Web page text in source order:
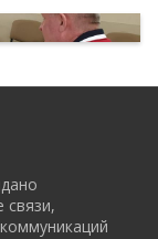
связи,